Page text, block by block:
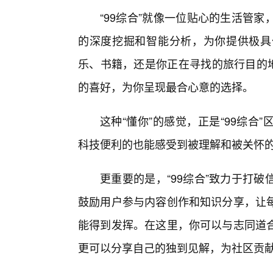
“99综合”就像一位贴心的生活管
的深度挖掘和智能分析，为你提供极
乐、书籍，还是你正在寻找的旅行目的
的喜好，为你呈现最合心意的选择。
这种“懂你”的感觉，正是“99综合
科技便利的也能感受到被理解和被关怀
更重要的是，“99综合”致力于打
鼓励用户参与内容创作和知识分享，
能得到发挥。在这里，你可以与志同
更可以分享自己的独到见解，为社区贡